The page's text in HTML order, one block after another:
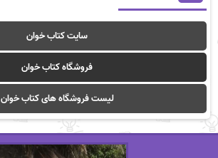
سایت کتاب خوان
فروشگاه کتاب خوان
لیست فروشگاه های کتاب خوان